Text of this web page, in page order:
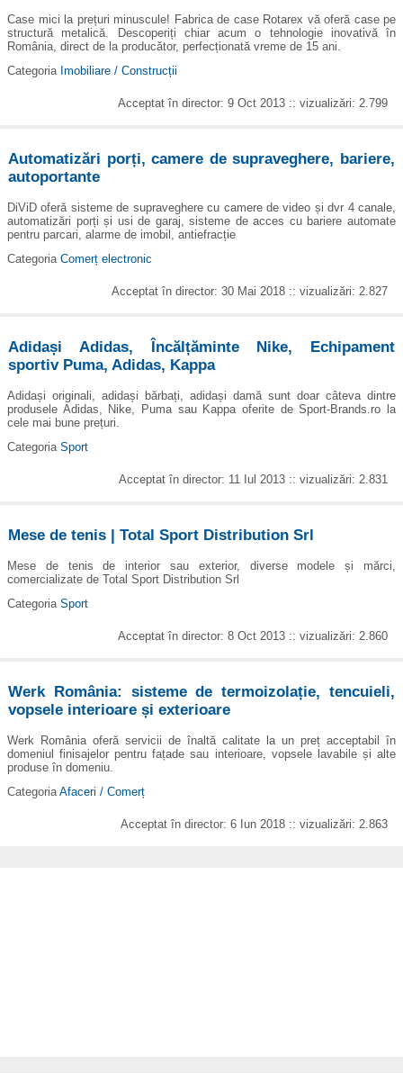
Case mici la prețuri minuscule! Fabrica de case Rotarex vă oferă case pe
structură metalică. Descoperiți chiar acum o tehnologie inovativă în
România, direct de la producător, perfecționată vreme de 15 ani.
Categoria Imobiliare / Construcții
Acceptat în director: 9 Oct 2013 :: vizualizări: 2.799
Automatizări porți, camere de supraveghere, bariere,
autoportante
DiViD oferă sisteme de supraveghere cu camere de video și dvr 4 canale,
automatizări porți și usi de garaj, sisteme de acces cu bariere automate
pentru parcari, alarme de imobil, antiefracție
Categoria Comerț electronic
Acceptat în director: 30 Mai 2018 :: vizualizări: 2.827
Adidași Adidas, Încălțăminte Nike, Echipament
sportiv Puma, Adidas, Kappa
Adidași originali, adidași bărbați, adidași damă sunt doar câteva dintre
produsele Adidas, Nike, Puma sau Kappa oferite de Sport-Brands.ro la
cele mai bune prețuri.
Categoria Sport
Acceptat în director: 11 Iul 2013 :: vizualizări: 2.831
Mese de tenis | Total Sport Distribution Srl
Mese de tenis de interior sau exterior, diverse modele și mărci,
comercializate de Total Sport Distribution Srl
Categoria Sport
Acceptat în director: 8 Oct 2013 :: vizualizări: 2.860
Werk România: sisteme de termoizolație, tencuieli,
vopsele interioare și exterioare
Werk România oferă servicii de înaltă calitate la un preț acceptabil în
domeniul finisajelor pentru fațade sau interioare, vopsele lavabile și alte
produse în domeniu.
CategoriaAfaceri / Comerț
Acceptat în director: 6 Iun 2018 :: vizualizări: 2.863